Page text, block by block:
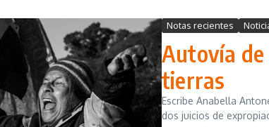
Notas recientes
Autovía de
tierras
Escribe Anabella
dos juicios de